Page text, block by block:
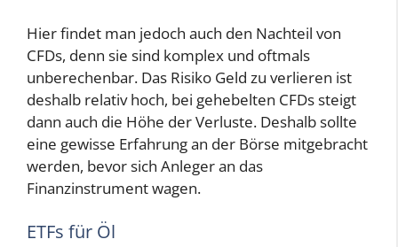
Hier findet man jedoch auch den Nachteil von
CFDs, denn sie sind komplex und oftmals
unberechenbar. Das Risiko Geld zu verlieren ist
deshalb relativ hoch, bei gehebelten CFDs steigt
dann auch die Höhe der Verluste. Deshalb sollte
eine gewisse Erfahrung an der Börse mitgebracht
werden, bevor sich Anleger an das
Finanzinstrument wagen.
ETFs für Öl